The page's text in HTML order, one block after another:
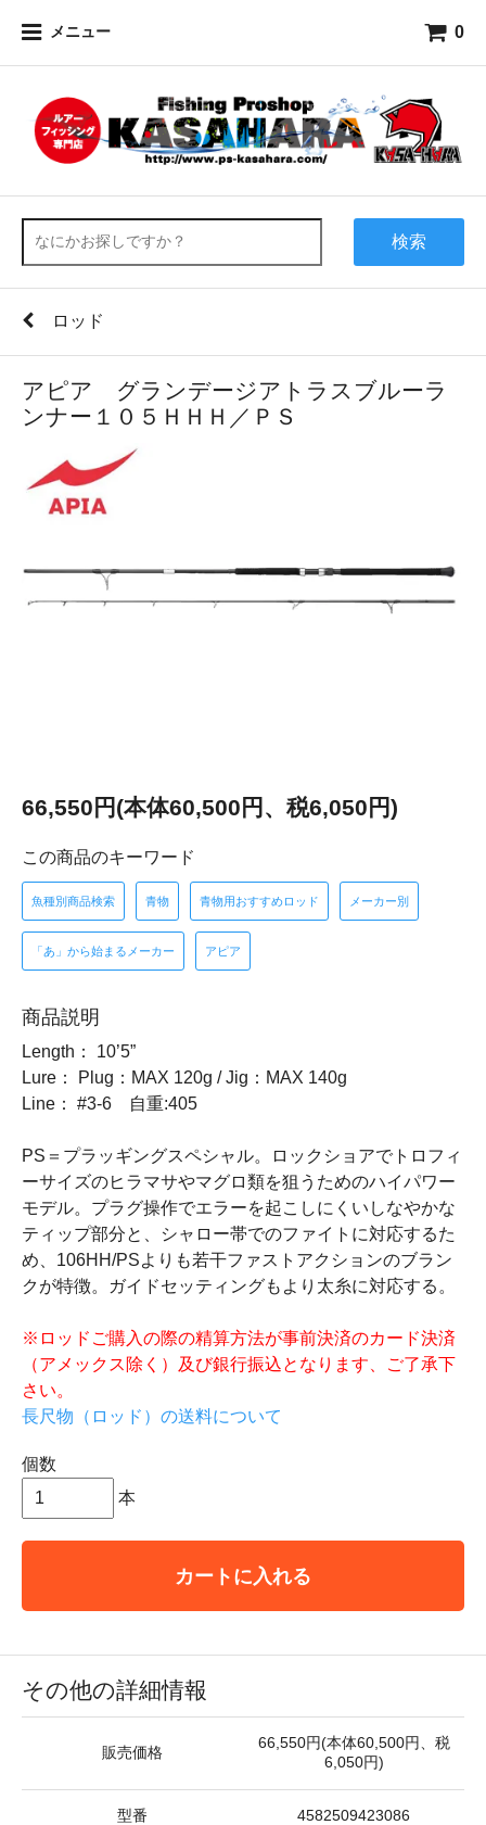
メニュー 0
検索
ロッド
アピア グランデージアトラスブルーラ
ンナー１０５ＨＨＨ／ＰＳ
66,550円(本体60,500円、税6,050円)
この商品のキーワード
魚種別商品検索 青物 青物用おすすめロッド メーカー別
「あ」から始まるメーカー アピア
商品説明
Length： 10’5”
Lure： Plug：MAX 120g / Jig：MAX 140g
Line： #3-6 自重:405
PS＝プラッギングスペシャル。ロックショアでトロフィ
ーサイズのヒラマサやマグロ類を狙うためのハイパワー
モデル。プラグ操作でエラーを起こしにくいしなやかな
ティップ部分と、シャロー帯でのファイトに対応するた
め、106HH/PSよりも若干ファストアクションのブラン
クが特徴。ガイドセッティングもより太糸に対応する。
※ロッドご購入の際の精算方法が事前決済のカード決済
（アメックス除く）及び銀行振込となります、ご了承下
さい。
長尺物（ロッド）の送料について
個数
本
カートに入れる
その他の詳細情報
販売価格
66,550円(本体60,500円、税
6,050円)
型番 4582509423086